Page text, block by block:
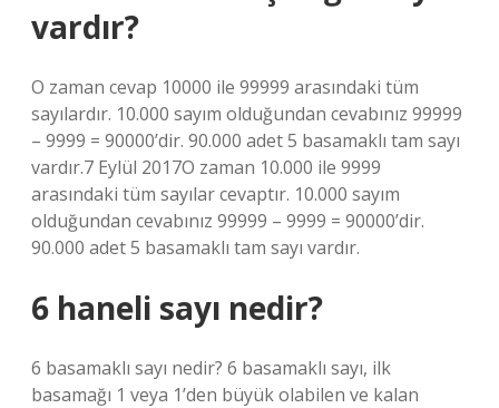
vardır?
O zaman cevap 10000 ile 99999 arasındaki tüm
sayılardır. 10.000 sayım olduğundan cevabınız 99999
– 9999 = 90000’dir. 90.000 adet 5 basamaklı tam sayı
vardır.7 Eylül 2017O zaman 10.000 ile 9999
arasındaki tüm sayılar cevaptır. 10.000 sayım
olduğundan cevabınız 99999 – 9999 = 90000’dir.
90.000 adet 5 basamaklı tam sayı vardır.
6 haneli sayı nedir?
6 basamaklı sayı nedir? 6 basamaklı sayı, ilk
basamağı 1 veya 1’den büyük olabilen ve kalan